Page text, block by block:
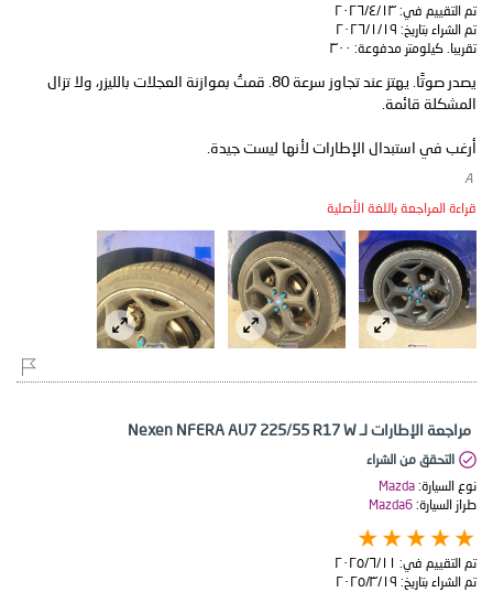
تم التقييم في: ١٣‏/٤‏/٢٠٢٦
تم الشراء بتاريخ: ١٩‏/١‏/٢٠٢٦
تقريبا. كيلومتر مدفوعة: ٣٠٠
يصدر صوتًا. يهتز عند تجاوز سرعة 80. قمتُ بموازنة العجلات بالليزر، ولا تزال
أرغب في استبدال الإطارات لأنها ليست جيدة.
قراءة المراجعة باللغة الأصلية
مراجعة الإطارات لـ Nexen NFERA AU7 225/55 R17 W
التحقق من الشراء
نوع السيارة: Mazda
طراز السيارة: Mazda6
تم التقييم في: ١١‏/٦‏/٢٠٢٥
تم الشراء بتاريخ: ١٩‏/٣‏/٢٠٢٥